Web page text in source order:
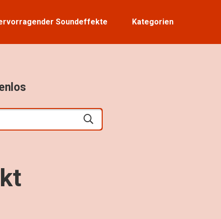
Soundeffekte Kategorien